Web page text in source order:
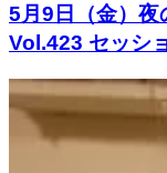
5月9日（金）夜
Vol.423 セッシ